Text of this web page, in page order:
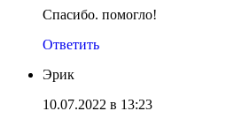
Спасибо. помогло!
Ответить
Эрик
10.07.2022 в 13:23